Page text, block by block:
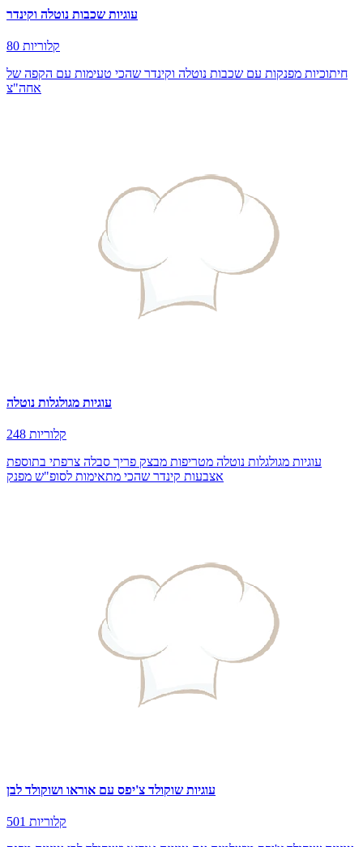
עוגיות שכבות נוטלה וקינדר
80 קלוריות
חיתוכיות מפנקות עם שכבות נוטלה וקינדר שהכי טעימות עם הקפה של
אחה"צ
עוגיות מגולגלות נוטלה
248 קלוריות
עוגיות מגולגלות נוטלה מטריפות מבצק פריך סבלה צרפתי בתוספת
אצבעות קינדר שהכי מתאימות לסופ"ש מפנק
עוגיות שוקולד צ'יפס עם אוראו ושוקולד לבן
501 קלוריות